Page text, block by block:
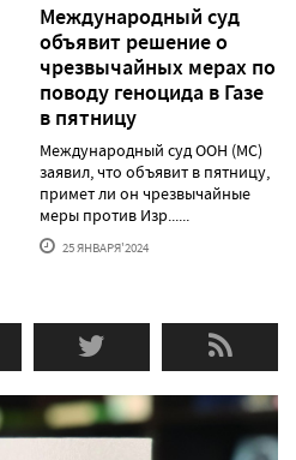
Международный суд
объявит решение о
чрезвычайных мерах по
поводу геноцида в Газе
в пятницу
Международный суд ООН (МС)
заявил, что объявит в пятницу,
примет ли он чрезвычайные
меры против Изр......
25 ЯНВАРЯ'2024